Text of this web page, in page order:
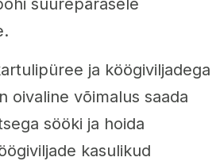
suurepärasele
ja köögiviljadega
oivaline võimalus saada
sööki ja hoida
kasulikud